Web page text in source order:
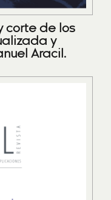
corte de los
y
Aracil.